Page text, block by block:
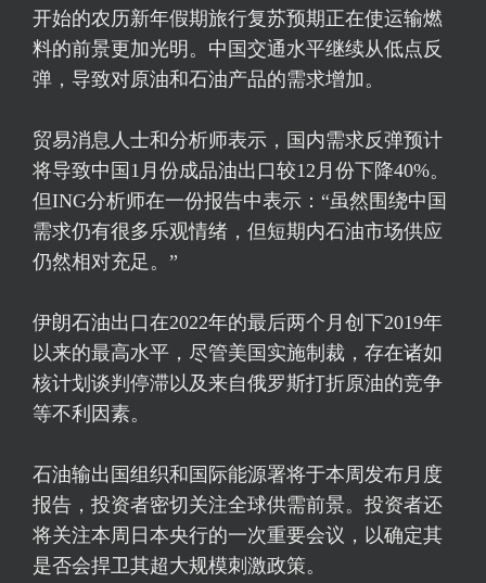
开始的农历新年假期旅行复苏预期正在使运输燃
料的前景更加光明。中国交通水平继续从低点反
弹，导致对原油和石油产品的需求增加。
贸易消息人士和分析师表示，国内需求反弹预计
将导致中国1月份成品油出口较12月份下降40%。
但ING分析师在一份报告中表示：“虽然围绕中国
需求仍有很多乐观情绪，但短期内石油市场供应
仍然相对充足。”
伊朗石油出口在2022年的最后两个月创下2019年
以来的最高水平，尽管美国实施制裁，存在诸如
核计划谈判停滞以及来自俄罗斯打折原油的竞争
等不利因素。
石油输出国组织和国际能源署将于本周发布月度
报告，投资者密切关注全球供需前景。投资者还
将关注本周日本央行的一次重要会议，以确定其
是否会捍卫其超大规模刺激政策。